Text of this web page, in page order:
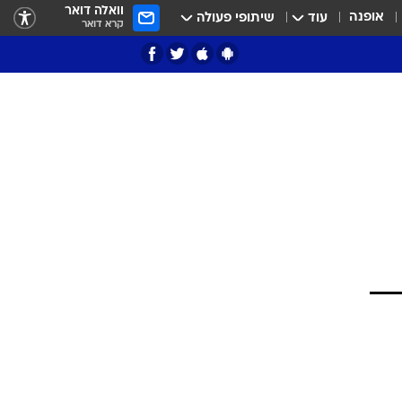
אופנה עוד שיתופי פעולה וואלה דואר
קרא דואר